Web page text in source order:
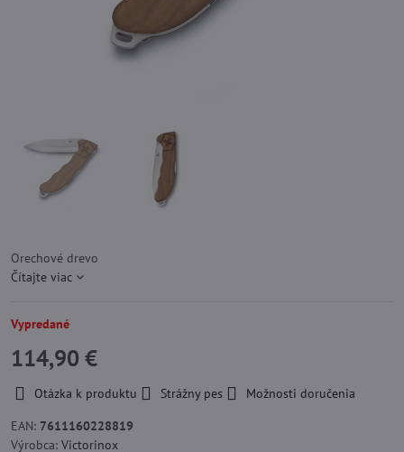
Orechové drevo
Čítajte viac
Vypredané
114,90 €
Otázka k produktu Strážny pes
Možnosti doručenia
EAN: 7611160228819
Výrobca: Victorinox